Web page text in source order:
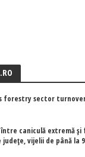
forestry sector
între caniculă extremă
județe, vijelii de până la